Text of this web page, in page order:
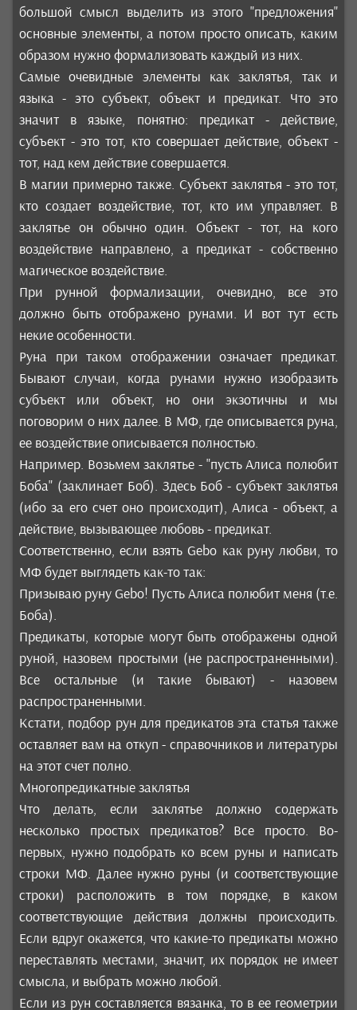
большой смысл выделить из этого "предложения"
основные элементы, а потом просто описать, каким
образом нужно формализовать каждый из них.
Самые очевидные элементы как заклятья, так и
языка - это субъект, объект и предикат. Что это
значит в языке, понятно: предикат - действие,
субъект - это тот, кто совершает действие, объект -
тот, над кем действие совершается.
В магии примерно также. Субъект заклятья - это тот,
кто создает воздействие, тот, кто им управляет. В
заклятье он обычно один. Объект - тот, на кого
воздействие направлено, а предикат - собственно
магическое воздействие.
При рунной формализации, очевидно, все это
должно быть отображено рунами. И вот тут есть
некие особенности.
Руна при таком отображении означает предикат.
Бывают случаи, когда рунами нужно изобразить
субъект или объект, но они экзотичны и мы
поговорим о них далее. В МФ, где описывается руна,
ее воздействие описывается полностью.
Например. Возьмем заклятье - "пусть Алиса полюбит
Боба" (заклинает Боб). Здесь Боб - субъект заклятья
(ибо за его счет оно происходит), Алиса - объект, а
действие, вызывающее любовь - предикат.
Соответственно, если взять Gebo как руну любви, то
МФ будет выглядеть как-то так:
Призываю руну Gebo! Пусть Алиса полюбит меня (т.е.
Боба).
Предикаты, которые могут быть отображены одной
руной, назовем простыми (не распространенными).
Все остальные (и такие бывают) - назовем
распространенными.
Кстати, подбор рун для предикатов эта статья также
оставляет вам на откуп - справочников и литературы
на этот счет полно.
Многопредикатные заклятья
Что делать, если заклятье должно содержать
несколько простых предикатов? Все просто. Во-
первых, нужно подобрать ко всем руны и написать
строки МФ. Далее нужно руны (и соответствующие
строки) расположить в том порядке, в каком
соответствующие действия должны происходить.
Если вдруг окажется, что какие-то предикаты можно
переставлять местами, значит, их порядок не имеет
смысла, и выбрать можно любой.
Если из рун составляется вязанка, то в ее геометрии